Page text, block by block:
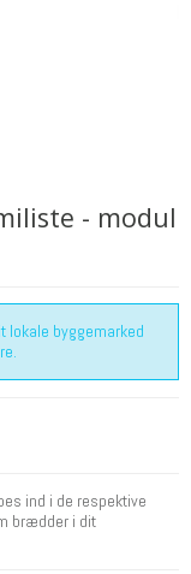
- modul
lokale byggemarked
ind i de respektive
brædder i dit